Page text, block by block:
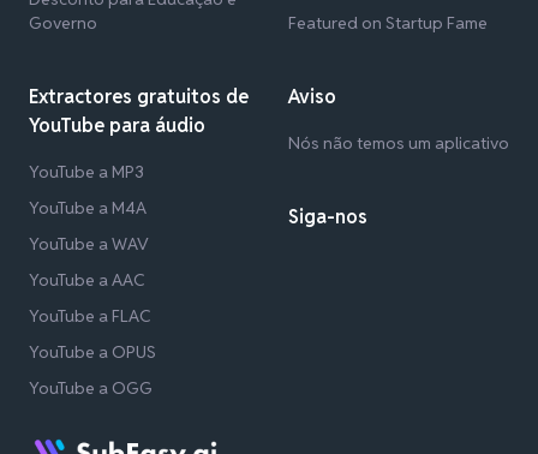
Governo
Extractores gratuitos de
YouTube para áudio
YouTube a MP3
YouTube a M4A
YouTube a WAV
YouTube a AAC
YouTube a FLAC
YouTube a OPUS
YouTube a OGG
Featured on Startup Fame
Aviso
Nós não temos um aplicativo
Siga-nos